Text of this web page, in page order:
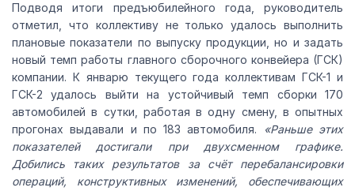
Подводя итоги предъюбилейного года, руководитель
отметил, что коллективу не только удалось выполнить
плановые показатели по выпуску продукции, но и задать
новый темп работы главного сборочного конвейера (ГСК)
компании. К январю текущего года коллективам ГСК-1 и
ГСК-2 удалось выйти на устойчивый темп сборки 170
автомобилей в сутки, работая в одну смену, в опытных
прогонах выдавали и по 183 автомобиля.
«Раньше этих
показателей достигали при двухсменном графике.
Добились таких результатов за счёт перебалансировки
операций, конструктивных изменений, обеспечивающих